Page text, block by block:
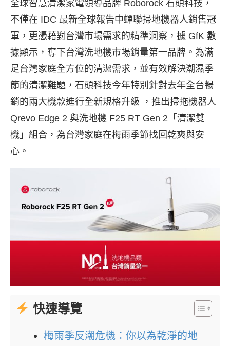
全球智慧清潔家電領導品牌 Roborock 石頭科技，
不僅在 IDC 最新全球報告中蟬聯掃地機器人銷售冠
軍 ，更憑藉對台灣市場需求的精準洞察，據 GfK 數
據顯示 ，奪下台灣洗地機市場銷量第一品牌。為滿
足台灣家庭全方位的清潔需求，並有效解決潮濕季
節的清潔難題，石頭科技今年特別針對去年全台暢
銷的兩大機款進行全新規格升級 ，推出掃拖機器人
Qrevo Edge 2 與洗地機 F25 RT Gen 2「清潔雙
機」組合，為台灣家庭在梅雨季節找回乾爽與安
心。
快速導覽
梅雨季反潮危機：你以為乾淨的地